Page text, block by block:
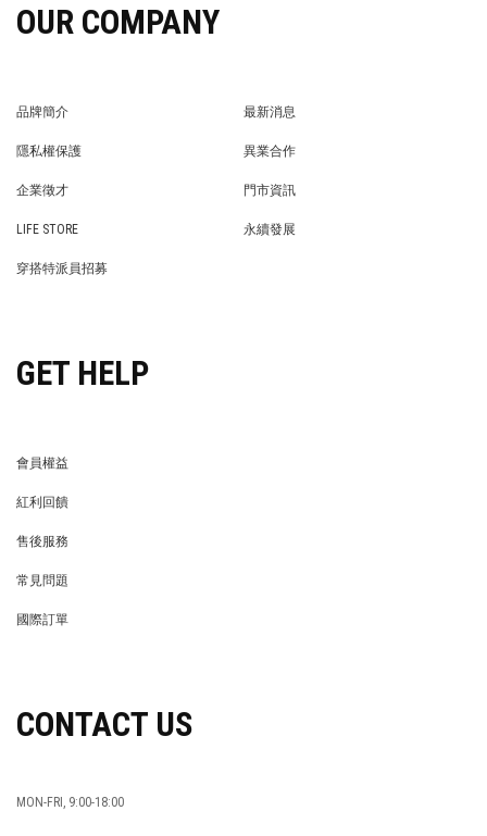
OUR COMPANY
品牌簡介
最新消息
隱私權保護
異業合作
企業徵才
門市資訊
LIFE STORE
永續發展
穿搭特派員招募
GET HELP
會員權益
紅利回饋
售後服務
常見問題
國際訂單
CONTACT US
MON-FRI, 9:00-18:00